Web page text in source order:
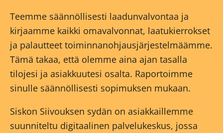
Teemme säännöllisesti laadunvalvontaa ja
kirjaamme kaikki omavalvonnat, laatukierrokset
ja palautteet toiminnanohjausjärjestelmäämme.
Tämä takaa, että olemme aina ajan tasalla
tilojesi ja asiakkuutesi osalta. Raportoimme
sinulle säännöllisesti sopimuksen mukaan.
Siskon Siivouksen sydän on asiakkaillemme
suunniteltu digitaalinen palvelukeskus, jossa